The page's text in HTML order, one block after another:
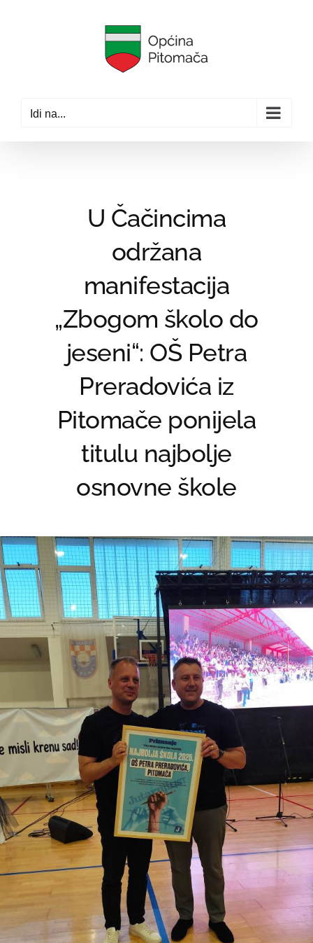
Idi na...
U Čačincima
održana
manifestacija
„Zbogom školo do
jeseni“: OŠ Petra
Preradovića iz
Pitomače ponijela
titulu najbolje
osnovne škole